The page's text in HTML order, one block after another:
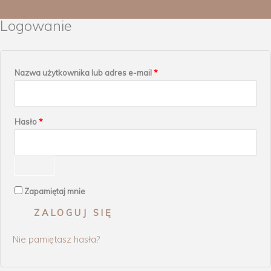
Logowanie
Nazwa użytkownika lub adres e-mail*
Hasło*
Wymagane
Zapamiętaj mnie
ZALOGUJ SIĘ
Nie pamiętasz hasła?